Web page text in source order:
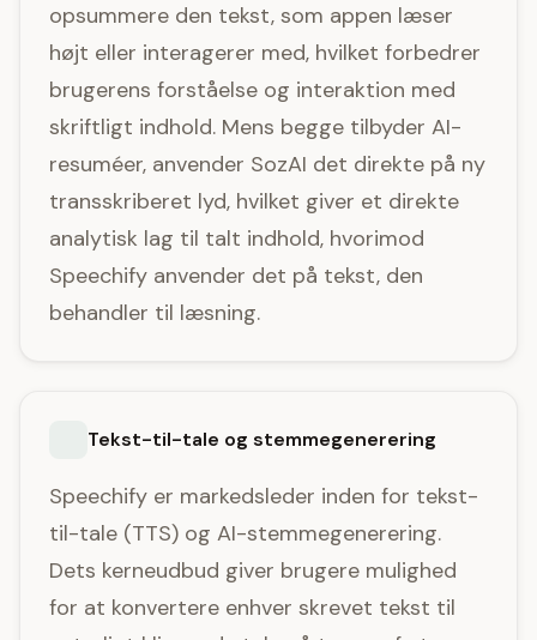
opsummere den tekst, som appen læser
højt eller interagerer med, hvilket forbedrer
brugerens forståelse og interaktion med
skriftligt indhold. Mens begge tilbyder AI-
resuméer, anvender SozAI det direkte på ny
transskriberet lyd, hvilket giver et direkte
analytisk lag til talt indhold, hvorimod
Speechify anvender det på tekst, den
behandler til læsning.
Tekst-til-tale og stemmegenerering
Speechify er markedsleder inden for tekst-
til-tale (TTS) og AI-stemmegenerering.
Dets kerneudbud giver brugere mulighed
for at konvertere enhver skrevet tekst til